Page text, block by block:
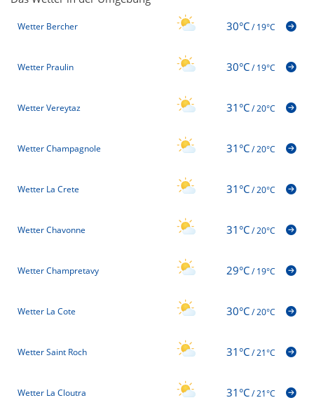
Wetter Bercher 30°C/19°C
Wetter Praulin 30°C/19°C
Wetter Vereytaz 31°C/20°C
Wetter Champagnole 31°C/20°C
Wetter La Crete 31°C/20°C
Wetter Chavonne 31°C/20°C
Wetter Champretavy 29°C/19°C
Wetter La Cote 30°C/20°C
Wetter Saint Roch 31°C/21°C
Wetter La Cloutra 31°C/21°C